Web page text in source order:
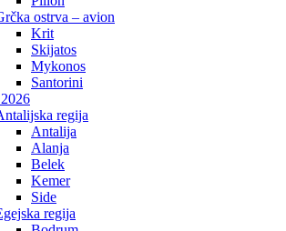
ostrva – avion
Krit
Skijatos
Mykonos
Santorini
regija
Antalija
Alanja
Belek
Kemer
Side
regija